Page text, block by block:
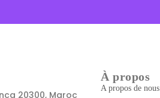
20300, Maroc
À propos
A propos de nous